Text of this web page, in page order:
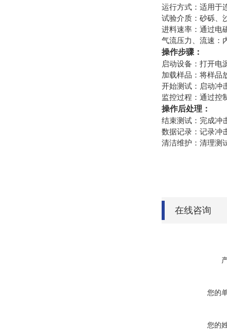
运行方式：适用于
试验介质：砂砾、
进料速率：通过电
气流压力、流速：
操作步骤：
启动设备‌：打开电
加载样品‌：将样品
开始测试‌：启动冲
监控过程‌：通过控
操作后处理：
结束测试‌：完成冲
数据记录‌：记录冲
清洁维护‌：清理测
在线咨询
您的
您的